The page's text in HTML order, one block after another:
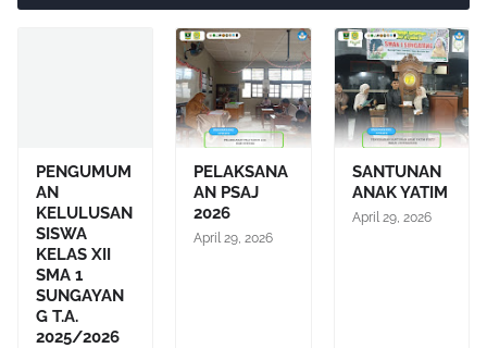
PENGUMUM
AN
KELULUSAN
SISWA
KELAS XII
SMA 1
SUNGAYAN
G T.A.
2025/2026
PELAKSANA
AN PSAJ
2026
April 29, 2026
SANTUNAN
ANAK YATIM
April 29, 2026